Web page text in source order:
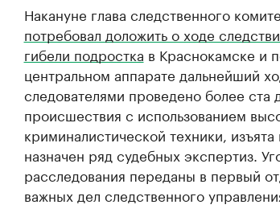
Накануне глава следственного
потребовал доложить о ходе
гибели подростка в Краснокамске и
центральном аппарате дальнейший
следователями проведено более
происшествия с использованием
криминалистической техники,
назначен ряд судебных экспертиз.
расследования переданы в первый
важных дел следственного